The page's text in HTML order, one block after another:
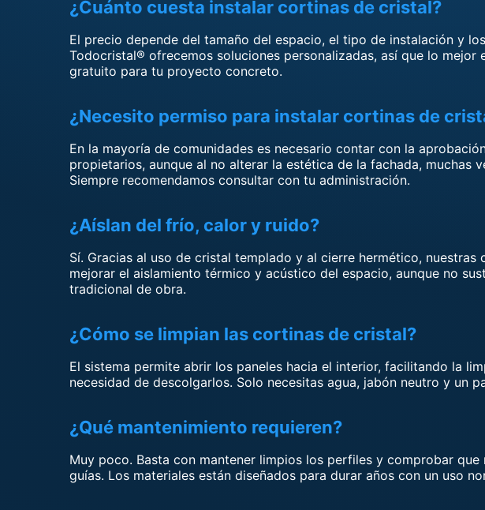
¿Cuánto cuesta instalar cortinas de cristal?
El precio depende del tamaño del espacio, el tipo de instalación y
Todocristal® ofrecemos soluciones personalizadas, así que lo mejor
gratuito para tu proyecto concreto.
¿Necesito permiso para instalar cortinas de
En la mayoría de comunidades es necesario contar con la
propietarios, aunque al no alterar la estética de la fachada, muchas
Siempre recomendamos consultar con tu administración.
¿Aíslan del frío, calor y ruido?
Sí. Gracias al uso de cristal templado y al cierre hermético, nuestras
mejorar el aislamiento térmico y acústico del espacio, aunque no
tradicional de obra.
¿Cómo se limpian las cortinas de cristal?
El sistema permite abrir los paneles hacia el interior, facilitando la
necesidad de descolgarlos. Solo necesitas agua, jabón neutro y un
¿Qué mantenimiento requieren?
Muy poco. Basta con mantener limpios los perfiles y comprobar que
guías. Los materiales están diseñados para durar años con un uso